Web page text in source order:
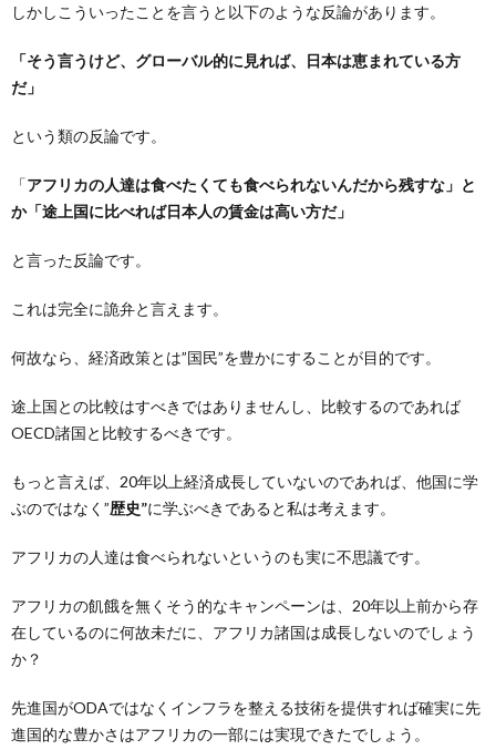
しかしこういったことを言うと以下のような反論があります。
「そう言うけど、グローバル的に見れば、日本は恵まれている方
だ」
という類の反論です。
「アフリカの人達は食べたくても食べられないんだから残すな」と
か「途上国に比べれば日本人の賃金は高い方だ」
と言った反論です。
これは完全に詭弁と言えます。
何故なら、経済政策とは”国民”を豊かにすることが目的です。
途上国との比較はすべきではありませんし、比較するのであれば
OECD諸国と比較するべきです。
もっと言えば、20年以上経済成長していないのであれば、他国に学
ぶのではなく”歴史”に学ぶべきであると私は考えます。
アフリカの人達は食べられないというのも実に不思議です。
アフリカの飢餓を無くそう的なキャンペーンは、20年以上前から存
在しているのに何故未だに、アフリカ諸国は成長しないのでしょう
か？
先進国がODAではなくインフラを整える技術を提供すれば確実に先
進国的な豊かさはアフリカの一部には実現できたでしょう。